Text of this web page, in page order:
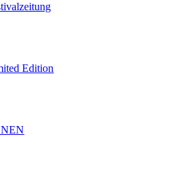
Edition